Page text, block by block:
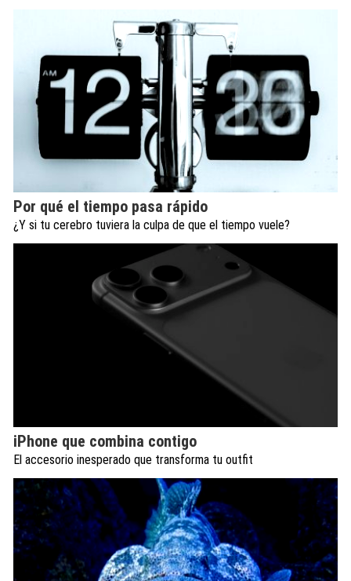
Por qué el tiempo pasa rápido
¿Y si tu cerebro tuviera la culpa de que el tiempo vuele?
iPhone que combina contigo
El accesorio inesperado que transforma tu outfit